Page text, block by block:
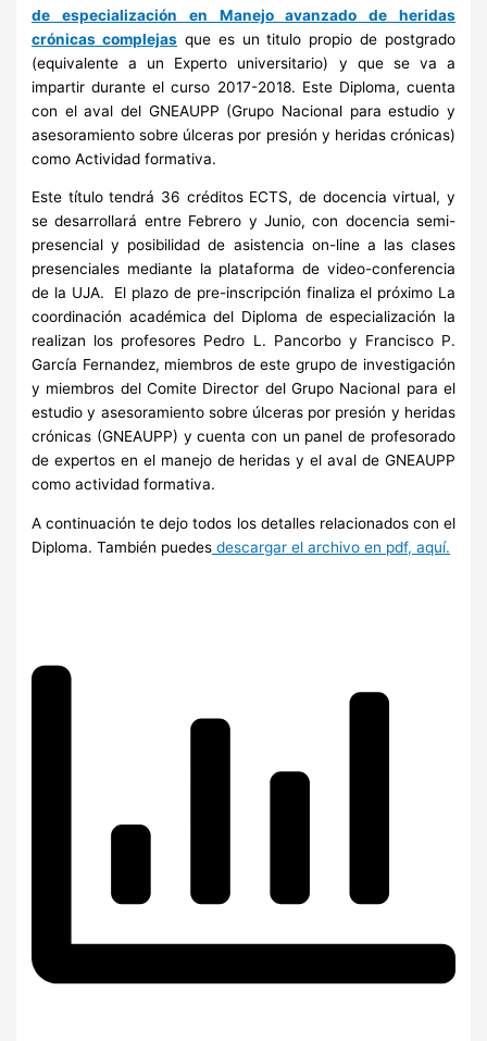
de especialización en Manejo avanzado de heridas
crónicas complejasque es un titulo propio de postgrado
(equivalente a un Experto universitario) y que se va a
impartir durante el curso 2017-2018. Este Diploma, cuenta
con el aval del GNEAUPP (Grupo Nacional para estudio y
asesoramiento sobre úlceras por presión y heridas crónicas)
como Actividad formativa.
Este título tendrá 36 créditos ECTS, de docencia virtual, y
se desarrollará entre Febrero y Junio, con docencia semi-
presencial y posibilidad de asistencia on-line a las clases
presenciales mediante la plataforma de video-conferencia
de la UJA. El plazo de pre-inscripción finaliza el próximo La
coordinación académica del Diploma de especialización la
realizan los profesores Pedro L. Pancorbo y Francisco P.
García Fernandez, miembros de este grupo de investigación
y miembros del Comite Director del Grupo Nacional para el
estudio y asesoramiento sobre úlceras por presión y heridas
crónicas (GNEAUPP) y cuenta con un panel de profesorado
de expertos en el manejo de heridas y el aval de GNEAUPP
como actividad formativa.
A continuación te dejo todos los detalles relacionados con el
Diploma. También puedes descargar el archivo en pdf, aquí.